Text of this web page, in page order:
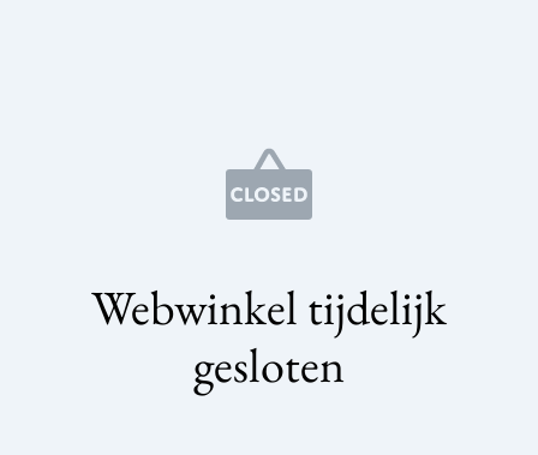
Webwinkel tijdelijk
gesloten